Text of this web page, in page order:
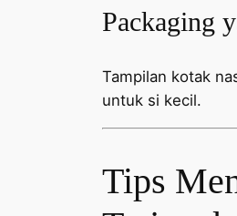
Packaging
Tampilan kotak
untuk si kecil.
Tips